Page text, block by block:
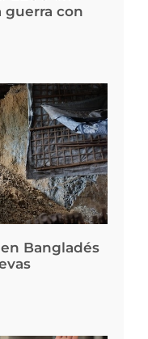
guerra con
Bangladés